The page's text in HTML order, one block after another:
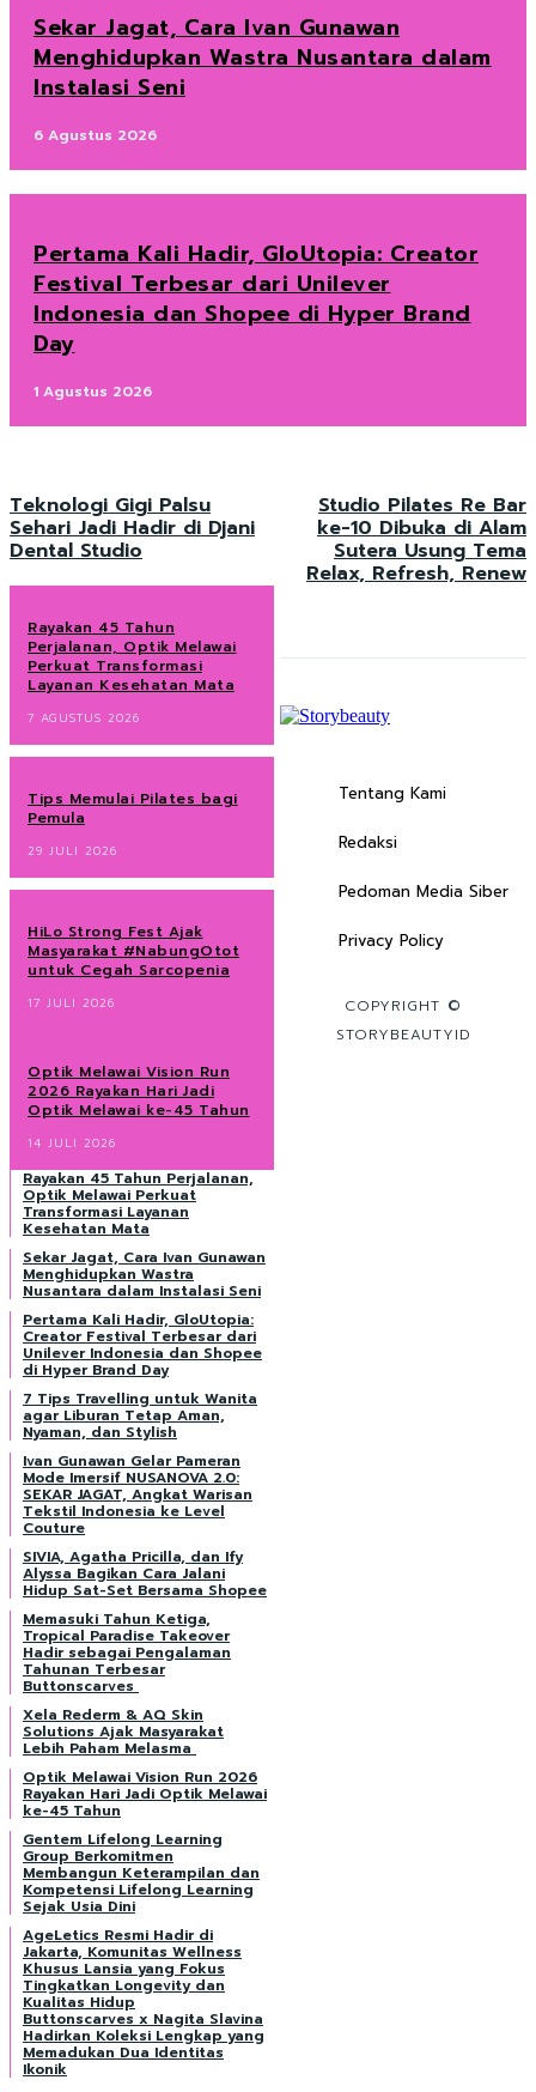
Sekar Jagat, Cara Ivan Gunawan
Menghidupkan Wastra Nusantara dalam
Instalasi Seni
6 Agustus 2026
Pertama Kali Hadir, GloUtopia: Creator
Festival Terbesar dari Unilever
Indonesia dan Shopee di Hyper Brand
Day
1 Agustus 2026
Teknologi Gigi Palsu
Sehari Jadi Hadir di Djani
Dental Studio
Studio Pilates Re Bar
ke-10 Dibuka di Alam
Sutera Usung Tema
Relax, Refresh, Renew
Rayakan 45 Tahun
Perjalanan, Optik Melawai
Perkuat Transformasi
Layanan Kesehatan Mata
7 AGUSTUS 2026
Tips Memulai Pilates bagi
Pemula
29 JULI 2026
HiLo Strong Fest Ajak
Masyarakat #NabungOtot
untuk Cegah Sarcopenia
17 JULI 2026
Optik Melawai Vision Run
2026 Rayakan Hari Jadi
Optik Melawai ke-45 Tahun
14 JULI 2026
Rayakan 45 Tahun Perjalanan,
Optik Melawai Perkuat
Transformasi Layanan
Kesehatan Mata
Sekar Jagat, Cara Ivan Gunawan
Menghidupkan Wastra
Nusantara dalam Instalasi Seni
Pertama Kali Hadir, GloUtopia:
Creator Festival Terbesar dari
Unilever Indonesia dan Shopee
di Hyper Brand Day
7 Tips Travelling untuk Wanita
agar Liburan Tetap Aman,
Nyaman, dan Stylish
Ivan Gunawan Gelar Pameran
Mode Imersif NUSANOVA 2.0:
SEKAR JAGAT, Angkat Warisan
Tekstil Indonesia ke Level
Couture
SIVIA, Agatha Pricilla, dan Ify
Alyssa Bagikan Cara Jalani
Hidup Sat-Set Bersama Shopee
Memasuki Tahun Ketiga,
Tropical Paradise Takeover
Hadir sebagai Pengalaman
Tahunan Terbesar
Buttonscarves
Xela Rederm & AQ Skin
Solutions Ajak Masyarakat
Lebih Paham Melasma
Optik Melawai Vision Run 2026
Rayakan Hari Jadi Optik Melawai
ke-45 Tahun
Gentem Lifelong Learning
Group Berkomitmen
Membangun Keterampilan dan
Kompetensi Lifelong Learning
Sejak Usia Dini
AgeLetics Resmi Hadir di
Jakarta, Komunitas Wellness
Khusus Lansia yang Fokus
Tingkatkan Longevity dan
Kualitas Hidup
Buttonscarves x Nagita Slavina
Hadirkan Koleksi Lengkap yang
Memadukan Dua Identitas
Ikonik
Tentang Kami
Redaksi
Pedoman Media Siber
Privacy Policy
COPYRIGHT ©
STORYBEAUTYID